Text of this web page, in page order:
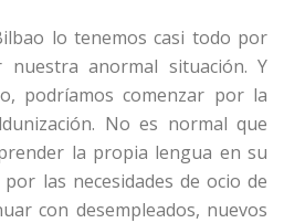
lo tenemos casi todo por
nuestra anormal situación. Y
podríamos comenzar por la
No es normal que
la propia lengua en su
las necesidades de ocio de
con desempleados, nuevos